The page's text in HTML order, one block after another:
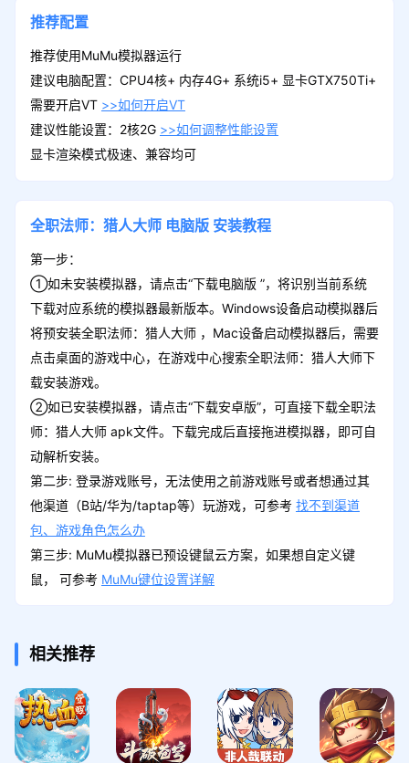
推荐配置
推荐使用MuMu模拟器运行
建议电脑配置：CPU4核+ 内存4G+ 系统i5+ 显卡GTX750Ti+
需要开启VT >>如何开启VT
建议性能设置：2核2G >>如何调整性能设置
显卡渲染模式极速、兼容均可
全职法师：猎人大师 电脑版 安装教程
第一步：
①如未安装模拟器，请点击“下载电脑版 ”，将识别当前系统
下载对应系统的模拟器最新版本。Windows设备启动模拟器后
将预安装全职法师：猎人大师 ，Mac设备启动模拟器后，需要
点击桌面的游戏中心，在游戏中心搜索全职法师：猎人大师下
载安装游戏。
②如已安装模拟器，请点击“下载安卓版”，可直接下载全职法
师：猎人大师 apk文件。下载完成后直接拖进模拟器，即可自
动解析安装。
第二步: 登录游戏账号，无法使用之前游戏账号或者想通过其
他渠道（B站/华为/taptap等）玩游戏，可参考 找不到渠道
包、游戏角色怎么办
第三步: MuMu模拟器已预设键鼠云方案，如果想自定义键
鼠， 可参考 MuMu键位设置详解
相关推荐